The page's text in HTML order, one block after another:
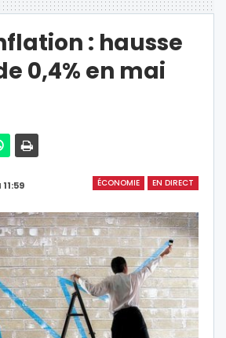
: hausse
0,4% en mai
ÉCONOMIE EN DIRECT